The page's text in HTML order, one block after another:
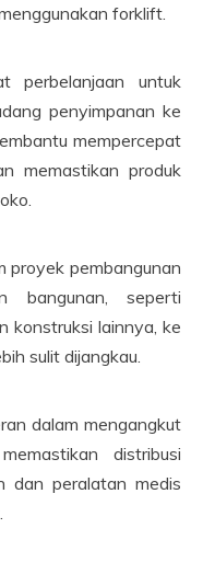
forklift.
perbelanjaan untuk
penyimpanan ke
mempercepat
memastikan produk
proyek pembangunan
bangunan, seperti
konstruksi lainnya, ke
sulit dijangkau.
dalam mengangkut
distribusi
dan peralatan medis